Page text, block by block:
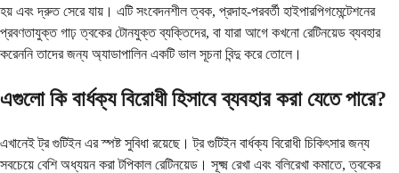
হয় এবং দ্রুত সেরে যায়। এটি সংবেদনশীল ত্বক, প্রদাহ-পরবর্তী হাইপারপিগমেন্টেশনের
প্রবণতাযুক্ত গাঢ় ত্বকের টোনযুক্ত ব্যক্তিদের, বা যারা আগে কখনো রেটিনয়েড ব্যবহার
করেননি তাদের জন্য অ্যাডাপালিন একটি ভাল সূচনা বিন্দু করে তোলে।
এগুলো কি বার্ধক্য বিরোধী হিসাবে ব্যবহার করা যেতে পারে?
এখানেই ট্র গুটিইন এর স্পষ্ট সুবিধা রয়েছে। ট্র গুটিইন বার্ধক্য বিরোধী চিকিৎসার জন্য
সবচেয়ে বেশি অধ্যয়ন করা টপিকাল রেটিনয়েড। সূক্ষ্ম রেখা এবং বলিরেখা কমাতে, ত্বকের